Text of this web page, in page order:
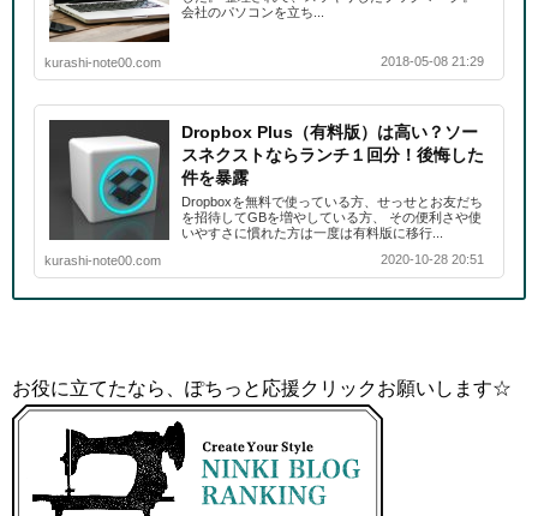
会社のパソコンを立ち...
kurashi-note00.com 2018-05-08 21:29
Dropbox Plus（有料版）は高い？ソー
スネクストならランチ１回分！後悔した
件を暴露
Dropboxを無料で使っている方、せっせとお友だち
を招待してGBを増やしている方、 その便利さや使
いやすさに慣れた方は一度は有料版に移行...
kurashi-note00.com
2020-10-28 20:51
お役に立てたなら、ぽちっと応援クリックお願いします☆